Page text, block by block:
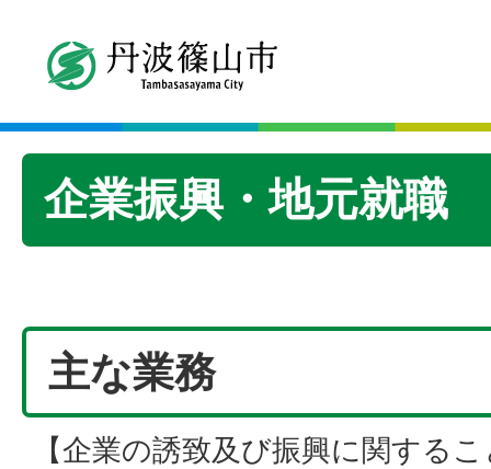
企業振興・地元就職
主な業務
【企業の誘致及び振興に関する